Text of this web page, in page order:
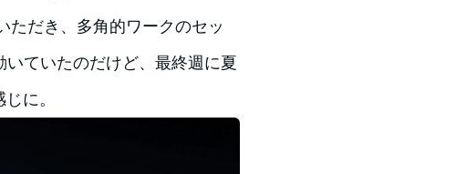
ただき、多角的ワークのセッ
ていたのだけど、最終週に夏
に。